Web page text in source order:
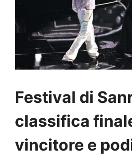
Festival di
classifica
vincitore e